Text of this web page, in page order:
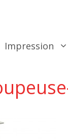
Impression